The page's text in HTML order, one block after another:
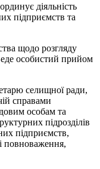
діяльність
підприємств та
щодо розгляду
особистий прийом
селищної ради,
справами
особам та
підрозділів
підприємств,
повноваження,